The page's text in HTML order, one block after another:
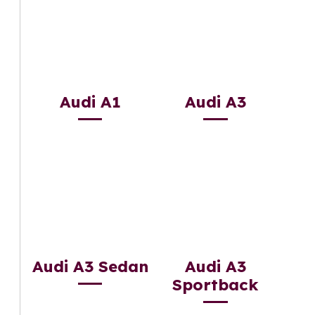
Audi A1 Audi A3
Audi A3 Sedan
Audi A3
Sportback